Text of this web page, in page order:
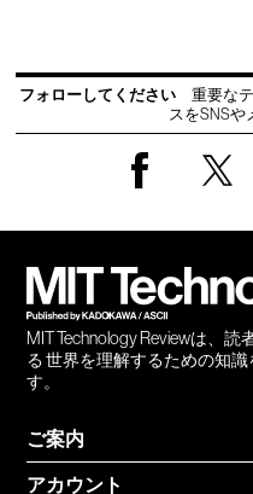
フォローしてください
重要な
スをSNSや
MIT Technology Reviewは、
る 世界を理解するための知
す。
ご案内
アカウント